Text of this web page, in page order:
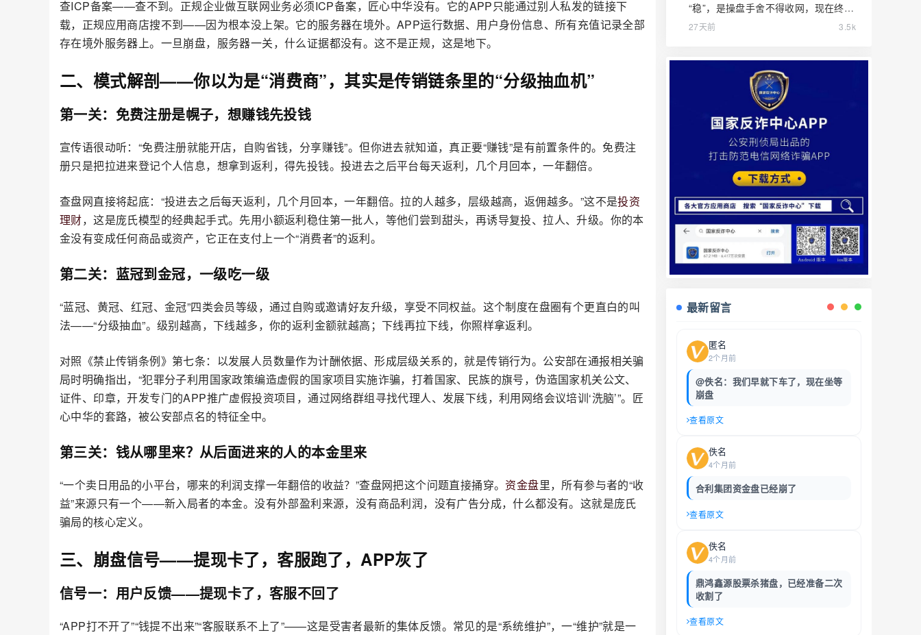
查ICP备案——查不到。正规企业做互联网业务必须ICP备案，匠心中华没有。它的APP只能通过别人私发的链接下
载，正规应用商店搜不到——因为根本没上架。它的服务器在境外。APP运行数据、用户身份信息、所有充值记录全部
存在境外服务器上。一旦崩盘，服务器一关，什么证据都没有。这不是正规，这是地下。
二、模式解剖——你以为是“消费商”，其实是传销链条里的“分级抽血机”
第一关：免费注册是幌子，想赚钱先投钱
宣传语很动听：“免费注册就能开店，自购省钱，分享赚钱”。但你进去就知道，真正要“赚钱”是有前置条件的。免费注
册只是把拉进来登记个人信息，想拿到返利，得先投钱。投进去之后平台每天返利，几个月回本，一年翻倍。
查盘网直接将起底：“投进去之后每天返利，几个月回本，一年翻倍。拉的人越多，层级越高，返佣越多。”这不是投资
理财，这是庞氏模型的经典起手式。先用小额返利稳住第一批人，等他们尝到甜头，再诱导复投、拉人、升级。你的本
金没有变成任何商品或资产，它正在支付上一个“消费者”的返利。
第二关：蓝冠到金冠，一级吃一级
“蓝冠、黄冠、红冠、金冠”四类会员等级，通过自购或邀请好友升级，享受不同权益。这个制度在盘圈有个更直白的叫
法——“分级抽血”。级别越高，下线越多，你的返利金额就越高；下线再拉下线，你照样拿返利。
对照《禁止传销条例》第七条：以发展人员数量作为计酬依据、形成层级关系的，就是传销行为。公安部在通报相关骗
局时明确指出，“犯罪分子利用国家政策编造虚假的国家项目实施诈骗，打着国家、民族的旗号，伪造国家机关公文、
证件、印章，开发专门的APP推广虚假投资项目，通过网络群组寻找代理人、发展下线，利用网络会议培训‘洗脑’”。匠
心中华的套路，被公安部点名的特征全中。
第三关：钱从哪里来？从后面进来的人的本金里来
“一个卖日用品的小平台，哪来的利润支撑一年翻倍的收益？”查盘网把这个问题直接捅穿。 资金盘里，所有参与者的“收
益”来源只有一个——新入局者的本金。没有外部盈利来源，没有商品利润，没有广告分成，什么都没有。这就是庞氏
骗局的核心定义。
三、崩盘信号——提现卡了，客服跑了，APP灰了
信号一：用户反馈——提现卡了，客服不回了
“APP打不开了”“钱提不出来”“客服联系不上了”——这是受害者最新的集体反馈。常见的是“系统维护”，一“维护”就是一
“稳”，是操盘手舍不得收网，现在终于
要收了
27天前 3.5k
最新留言
匿名
2个月前
@佚名：我们早就下车了，现在坐等
崩盘
查看原文
佚名
4个月前
合利集团资金盘已经崩了
查看原文
佚名
4个月前
鼎鸿鑫源股票杀猪盘，已经准备二次
收割了
查看原文